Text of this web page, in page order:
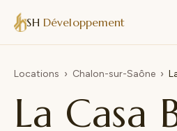
SH Développement
Locations › Chalon-sur-Saône ›
La Casa